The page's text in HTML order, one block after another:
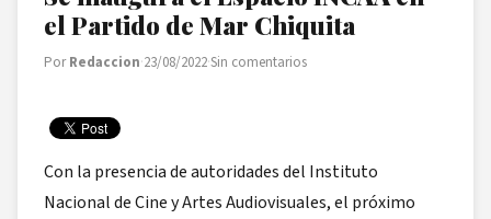
el Partido de Mar Chiquita
PorRedaccion·23/08/2022·Sin comentarios
Con la presencia de autoridades del Instituto
Nacional de Cine y Artes Audiovisuales, el próximo